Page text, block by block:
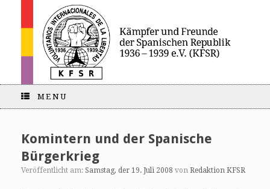
MENU
Komintern und der Spanische
Bürgerkrieg
Veröffentlicht am: Samstag, der 19. Juli 2008 von Redaktion KFSR